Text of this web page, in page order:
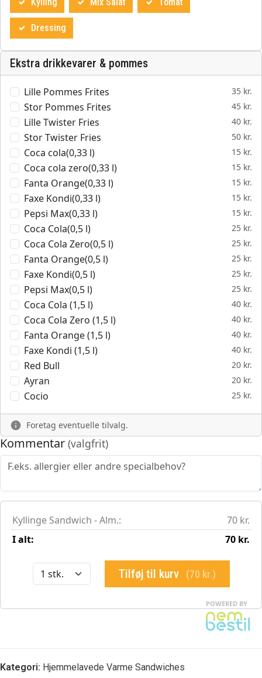
Kategori: Hjemmelavede Varme Sandwiches